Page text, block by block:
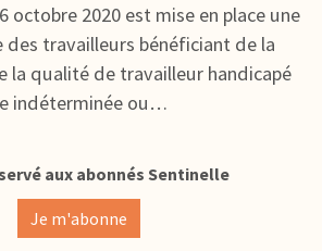
octobre 2020 est mise en place une
des travailleurs bénéficiant de la
la qualité de travailleur handicapé
indéterminée ou…
aux abonnés Sentinelle
Je m'abonne